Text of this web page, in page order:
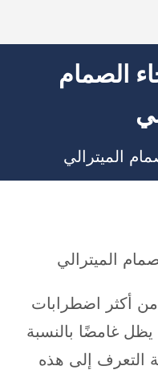
الصمام
الميترالي
من أكثر اضطرابات
يظل غامضًا بالنسبة
التعرف إلى هذه